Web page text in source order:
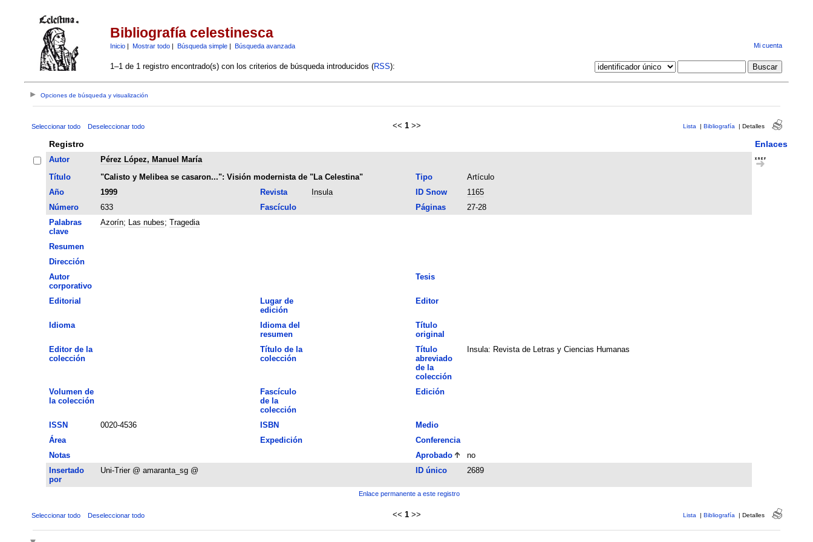
Bibliografía celestinesca
Inicio| Mostrar todo| Búsqueda simple| Búsqueda avanzada Mi cuenta
1–1 de 1 registro encontrado(s) con los criterios de búsqueda introducidos (RSS):
Opciones de búsqueda y visualización
Seleccionar todo Deseleccionar todo << 1 >> Lista | Bibliografía | Detalles
Registro Enlaces
Autor
Pérez López, Manuel María
Título
"Calisto y Melibea se casaron...": Visión modernista de "La Celestina" Tipo
Artículo
Año
1999 Revista Insula ID Snow
1165
Número
633 Fascículo Páginas
27-28
Palabras
clave
Azorín; Las nubes; Tragedia
Resumen
Dirección
Autor
corporativo
Tesis
Editorial
Lugar de
edición
Editor
Idioma
Idioma del
resumen
Título
original
Editor de la
colección
Título de la
colección
Título
abreviado
de la
colección
Insula: Revista de Letras y Ciencias Humanas
Volumen de
la colección
Fascículo
de la
colección
Edición
ISSN 0020-4536 ISBN
Medio
Área
Expedición
Conferencia
Notas
Aprobado
no
Insertado
por
Uni-Trier @ amaranta_sg @ ID único 2689
Enlace permanente a este registro
Seleccionar todo Deseleccionar todo << 1 >> Lista | Bibliografía | Detalles